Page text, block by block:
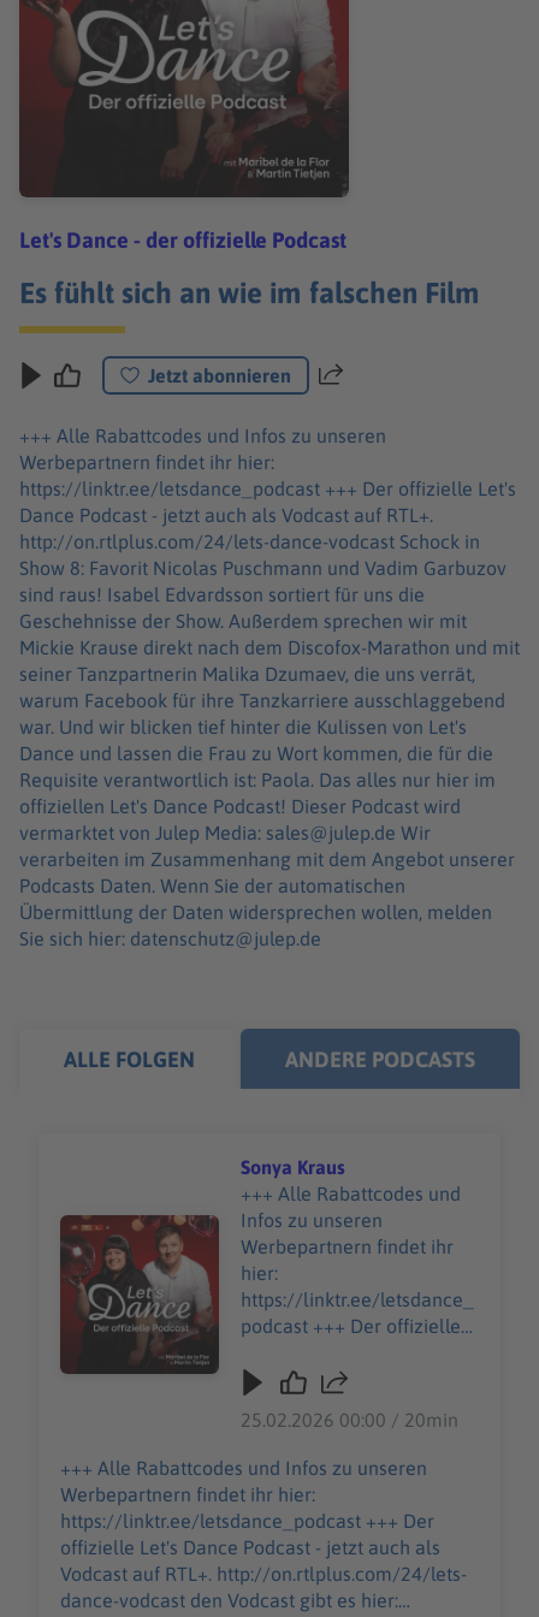
Let's Dance - der offizielle Podcast
Es fühlt sich an wie im falschen Film
Jetzt abonnieren Teilen
+++ Alle Rabattcodes und Infos zu unseren
Werbepartnern findet ihr hier:
https://linktr.ee/letsdance_podcast +++ Der offizielle Let's
Dance Podcast - jetzt auch als Vodcast auf RTL+.
http://on.rtlplus.com/24/lets-dance-vodcast Schock in
Show 8: Favorit Nicolas Puschmann und Vadim Garbuzov
sind raus! Isabel Edvardsson sortiert für uns die
Geschehnisse der Show. Außerdem sprechen wir mit
Mickie Krause direkt nach dem Discofox-Marathon und mit
seiner Tanzpartnerin Malika Dzumaev, die uns verrät,
warum Facebook für ihre Tanzkarriere ausschlaggebend
war. Und wir blicken tief hinter die Kulissen von Let's
Dance und lassen die Frau zu Wort kommen, die für die
Requisite verantwortlich ist: Paola. Das alles nur hier im
offiziellen Let's Dance Podcast! Dieser Podcast wird
vermarktet von Julep Media: sales@julep.de Wir
verarbeiten im Zusammenhang mit dem Angebot unserer
Podcasts Daten. Wenn Sie der automatischen
Übermittlung der Daten widersprechen wollen, melden
Sie sich hier: datenschutz@julep.de
ALLE FOLGEN ANDERE PODCASTS
Audiotitel - Sonya Kraus
Sonya Kraus
+++ Alle Rabattcodes und
Infos zu unseren
Werbepartnern findet ihr
hier:
https://linktr.ee/letsdance_
podcast +++ Der offizielle
auch als Vodcast auf RTL+.
s-dance-vodcast den
Vodcast gibt es hier:
https://plus.rtl.de/video-
tv/shows/lets-dance-der-
offizielle-video-podcast-
1063343 Moderations-
Ikone Sonya Kraus erzählt
25.02.2026 00:00 / 20min
+++ Alle Rabattcodes und Infos zu unseren
Werbepartnern findet ihr hier:
https://linktr.ee/letsdance_podcast +++ Der
offizielle Let's Dance Podcast - jetzt auch als
Vodcast auf RTL+. http://on.rtlplus.com/24/lets-
dance-vodcast den Vodcast gibt es hier: